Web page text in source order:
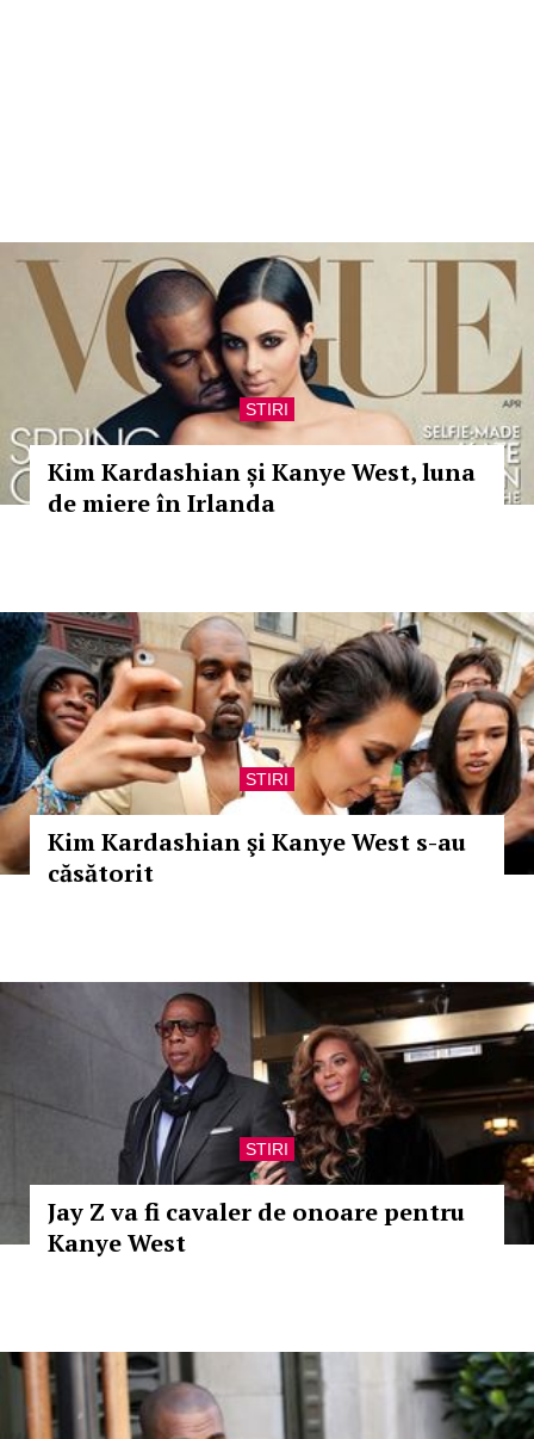
STIRI
Kim Kardashian și Kanye West, luna
de miere în Irlanda
STIRI
Kim Kardashian şi Kanye West s-au
căsătorit
STIRI
Jay Z va fi cavaler de onoare pentru
Kanye West